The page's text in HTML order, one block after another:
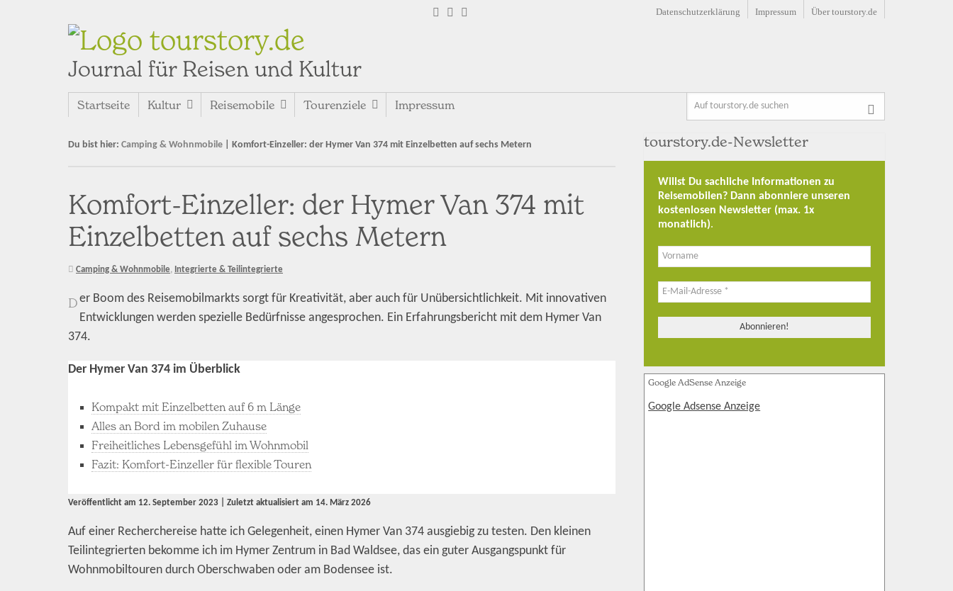
Datenschutzerklärung Impressum Über tourstory.de
tourstory.de
Journal für Reisen und Kultur
Startseite Kultur Reisemobile Tourenziele Impressum
Du bist hier: Camping & Wohnmobile Komfort-Einzeller: der Hymer Van 374 mit Einzelbetten auf sechs Metern
Komfort-Einzeller: der Hymer Van 374 mit
Einzelbetten auf sechs Metern
Camping & Wohnmobile, Integrierte & Teilintegrierte
Der Boom des Reisemobilmarkts sorgt für Kreativität, aber auch für Unübersichtlichkeit. Mit innovativen
Entwicklungen werden spezielle Bedürfnisse angesprochen. Ein Erfahrungsbericht mit dem Hymer Van
374.
Der Hymer Van 374 im Überblick
Kompakt mit Einzelbetten auf 6 m Länge
Alles an Bord im mobilen Zuhause
Freiheitliches Lebensgefühl im Wohnmobil
Fazit: Komfort-Einzeller für flexible Touren
Veröffentlicht am 12. September 2023 | Zuletzt aktualisiert am 14. März 2026
Auf einer Recherchereise hatte ich Gelegenheit, einen Hymer Van 374 ausgiebig zu testen. Den kleinen
Teilintegrierten bekomme ich im Hymer Zentrum in Bad Waldsee, das ein guter Ausgangspunkt für
Wohnmobiltouren durch Oberschwaben oder am Bodensee ist.
tourstory.de-Newsletter
Willst Du sachliche Informationen zu
Reisemobilen? Dann abonniere unseren
kostenlosen Newsletter (max. 1x
monatlich).
Google AdSense Anzeige
Google Adsense Anzeige